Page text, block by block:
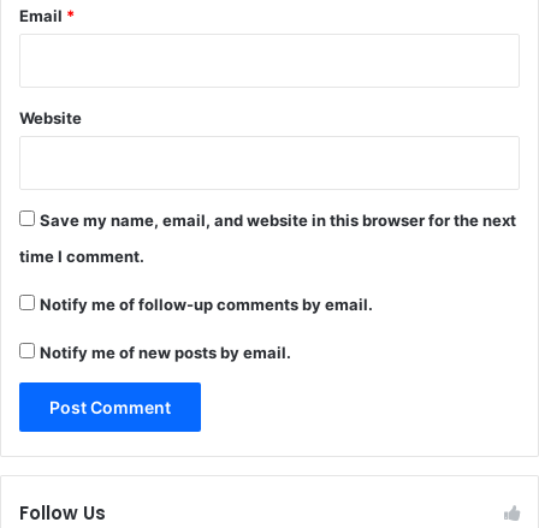
Email *
Website
Save my name, email, and website in this browser for the next
time I comment.
Notify me of follow-up comments by email.
Notify me of new posts by email.
Follow Us